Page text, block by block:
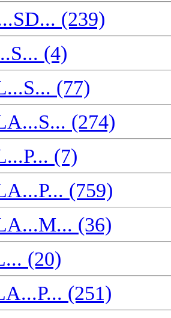
(239)
(4)
(77)
(274)
(7)
(759)
(36)
(20)
(251)